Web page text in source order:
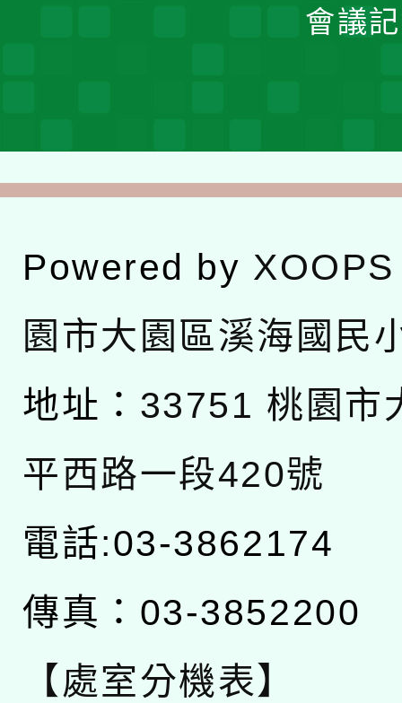
會議
Powered by XOOPS
園市大園區溪海國民
地址： 33751 桃園市
平西路一段420號
電話:03-3862174
傳真：03-3852200
【處室分機表】